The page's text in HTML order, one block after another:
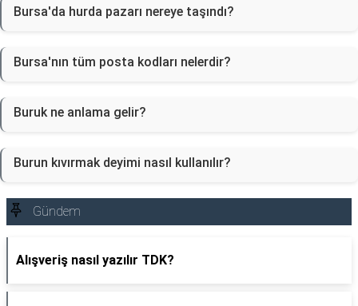
Bursa'da hurda pazarı nereye taşındı?
Bursa'nın tüm posta kodları nelerdir?
Buruk ne anlama gelir?
Burun kıvırmak deyimi nasıl kullanılır?
Gündem
Alışveriş nasıl yazılır TDK?